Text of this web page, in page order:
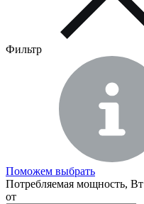
Фильтр
Поможем выбрать
Потребляемая мощность, Вт
от